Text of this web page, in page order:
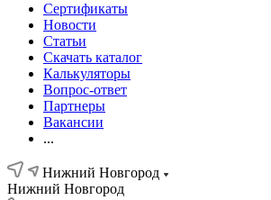
Сертификаты
Новости
Статьи
Скачать каталог
Калькуляторы
Вопрос-ответ
Партнеры
Вакансии
...
Нижний Новгород
Нижний Новгород